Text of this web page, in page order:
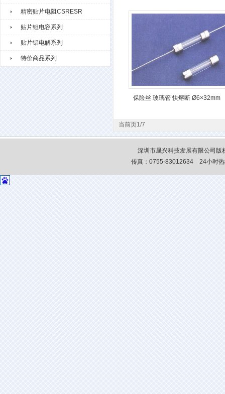
精密贴片电阻CSRESR
贴片钽电容系列
贴片铝电解系列
特价商品系列
保险丝 玻璃管 快熔断 Ø6×32mm
当前页1/7
深圳市晟兴科技发展有限公司
传真：0755-83012634 24小时